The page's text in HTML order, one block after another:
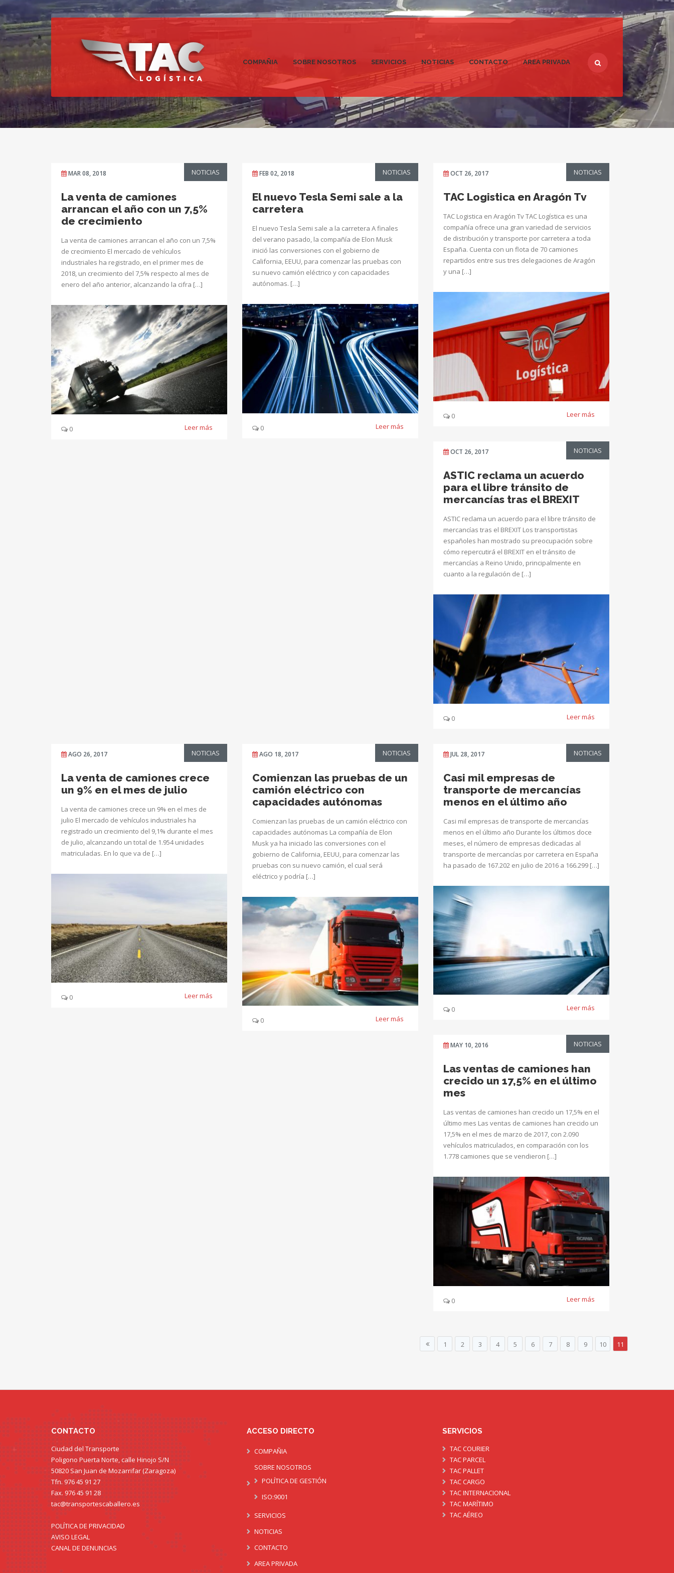
COMPAÑIA SOBRE NOSOTROS SERVICIOS NOTICIAS CONTACTO AREA PRIVADA
MAR 08, 2018 NOTICIAS
La venta de camiones
arrancan el año con un 7,5%
de crecimiento
La venta de camiones arrancan el año con un 7,5%
de crecimiento El mercado de vehículos
industriales ha registrado, en el primer mes de
2018, un crecimiento del 7,5% respecto al mes de
enero del año anterior, alcanzando la cifra […]
0 Leer más
FEB 02, 2018 NOTICIAS
El nuevo Tesla Semi sale a la
carretera
El nuevo Tesla Semi sale a la carretera A finales
del verano pasado, la compañía de Elon Musk
inició las conversiones con el gobierno de
California, EEUU, para comenzar las pruebas con
su nuevo camión eléctrico y con capacidades
autónomas. […]
0 Leer más
OCT 26, 2017 NOTICIAS
TAC Logistica en Aragón Tv
TAC Logistica en Aragón Tv TAC Logística es una
compañía ofrece una gran variedad de servicios
de distribución y transporte por carretera a toda
España. Cuenta con un flota de 70 camiones
repartidos entre sus tres delegaciones de Aragón
y una […]
0 Leer más
OCT 26, 2017 NOTICIAS
ASTIC reclama un acuerdo
para el libre tránsito de
mercancías tras el BREXIT
ASTIC reclama un acuerdo para el libre tránsito de
mercancías tras el BREXIT Los transportistas
españoles han mostrado su preocupación sobre
cómo repercutirá el BREXIT en el tránsito de
mercancías a Reino Unido, principalmente en
cuanto a la regulación de […]
0 Leer más
AGO 26, 2017 NOTICIAS
La venta de camiones crece
un 9% en el mes de julio
La venta de camiones crece un 9% en el mes de
julio El mercado de vehículos industriales ha
registrado un crecimiento del 9,1% durante el mes
de julio, alcanzando un total de 1.954 unidades
matriculadas. En lo que va de […]
0 Leer más
AGO 18, 2017 NOTICIAS
Comienzan las pruebas de un
camión eléctrico con
capacidades autónomas
Comienzan las pruebas de un camión eléctrico con
capacidades autónomas La compañía de Elon
Musk ya ha iniciado las conversiones con el
gobierno de California, EEUU, para comenzar las
pruebas con su nuevo camión, el cual será
eléctrico y podría […]
0 Leer más
JUL 28, 2017 NOTICIAS
Casi mil empresas de
transporte de mercancías
menos en el último año
Casi mil empresas de transporte de mercancías
menos en el último año Durante los últimos doce
meses, el número de empresas dedicadas al
transporte de mercancías por carretera en España
ha pasado de 167.202 en julio de 2016 a 166.299 […]
0 Leer más
MAY 10, 2016 NOTICIAS
Las ventas de camiones han
crecido un 17,5% en el último
mes
Las ventas de camiones han crecido un 17,5% en el
último mes Las ventas de camiones han crecido un
17,5% en el mes de marzo de 2017, con 2.090
vehículos matriculados, en comparación con los
1.778 camiones que se vendieron […]
0 Leer más
1 2 3 4 5 6 7 8 9 10 11
CONTACTO
Ciudad del Transporte
Poligono Puerta Norte, calle Hinojo S/N
50820 San Juan de Mozarrifar (Zaragoza)
Tfn. 976 45 91 27
Fax. 976 45 91 28
tac@transportescaballero.es
POLÍTICA DE PRIVACIDAD
AVISO LEGAL
CANAL DE DENUNCIAS
ACCESO DIRECTO
COMPAÑIA
SOBRE NOSOTROS
POLÍTICA DE GESTIÓN
ISO:9001
SERVICIOS
NOTICIAS
CONTACTO
AREA PRIVADA
SERVICIOS
TAC COURIER
TAC PARCEL
TAC PALLET
TAC CARGO
TAC INTERNACIONAL
TAC MARÍTIMO
TAC AÉREO